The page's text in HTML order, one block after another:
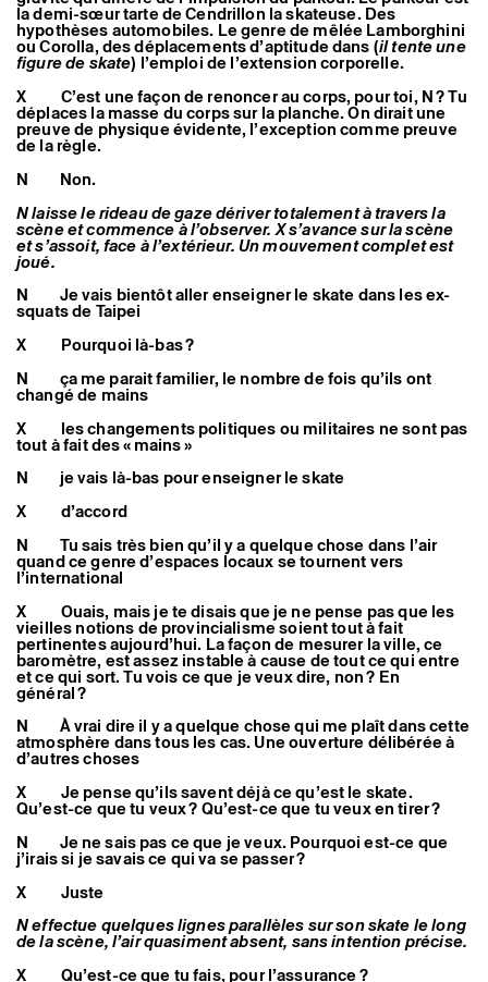
la demi-sœur tarte de Cendrillon la skateuse. Des
hypothèses automobiles. Le genre de mêlée Lamborghini
ou Corolla, des déplacements d’aptitude dans (il tente une
figure de skate) l’emploi de l’extension corporelle.
X C’est une façon de renoncer au corps, pour toi, N ? Tu
déplaces la masse du corps sur la planche. On dirait une
preuve de physique évidente, l’exception comme preuve
de la règle.
N Non.
N laisse le rideau de gaze dériver totalement à travers la
scène et commence à l’observer. X s’avance sur la scène
et s’assoit, face à l’extérieur. Un mouvement complet est
joué.
N Je vais bientôt aller enseigner le skate dans les ex-
squats de Taipei
X Pourquoi là-bas ?
N ça me parait familier, le nombre de fois qu’ils ont
changé de mains
X les changements politiques ou militaires ne sont pas
tout à fait des « mains »
N je vais là-bas pour enseigner le skate
X d’accord
N Tu sais très bien qu’il y a quelque chose dans l’air
quand ce genre d’espaces locaux se tournent vers
l’international
X Ouais, mais je te disais que je ne pense pas que les
vieilles notions de provincialisme soient tout à fait
pertinentes aujourd’hui. La façon de mesurer la ville, ce
baromètre, est assez instable à cause de tout ce qui entre
et ce qui sort. Tu vois ce que je veux dire, non ? En
général ?
N À vrai dire il y a quelque chose qui me plaît dans cette
atmosphère dans tous les cas. Une ouverture délibérée à
d’autres choses
X Je pense qu’ils savent déjà ce qu’est le skate.
Qu’est-ce que tu veux ? Qu’est-ce que tu veux en tirer ?
N Je ne sais pas ce que je veux. Pourquoi est-ce que
j’irais si je savais ce qui va se passer ?
X Juste
N effectue quelques lignes parallèles sur son skate le long
de la scène, l’air quasiment absent, sans intention précise.
X Qu’est-ce que tu fais, pour l’assurance ?